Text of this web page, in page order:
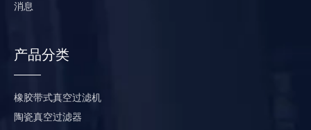
消息
产品分类
橡胶带式真空过滤机
陶瓷真空过滤器